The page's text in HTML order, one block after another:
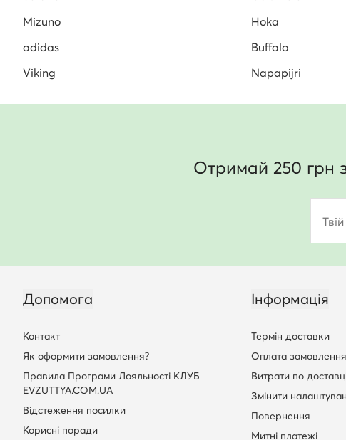
Mizuno
Hoka
adidas
Buffalo
Viking
Napapijri
Отримай 250 грн
Допомога
Контакт
Як оформити замовлення?
Правила Програми Лояльності КЛУБ
EVZUTTYA.COM.UA
Відстеження посилки
Корисні поради
Інформація
Термін доставки
Оплата замовлення
Витрати по
Змінити
Повернення
Митні платежі